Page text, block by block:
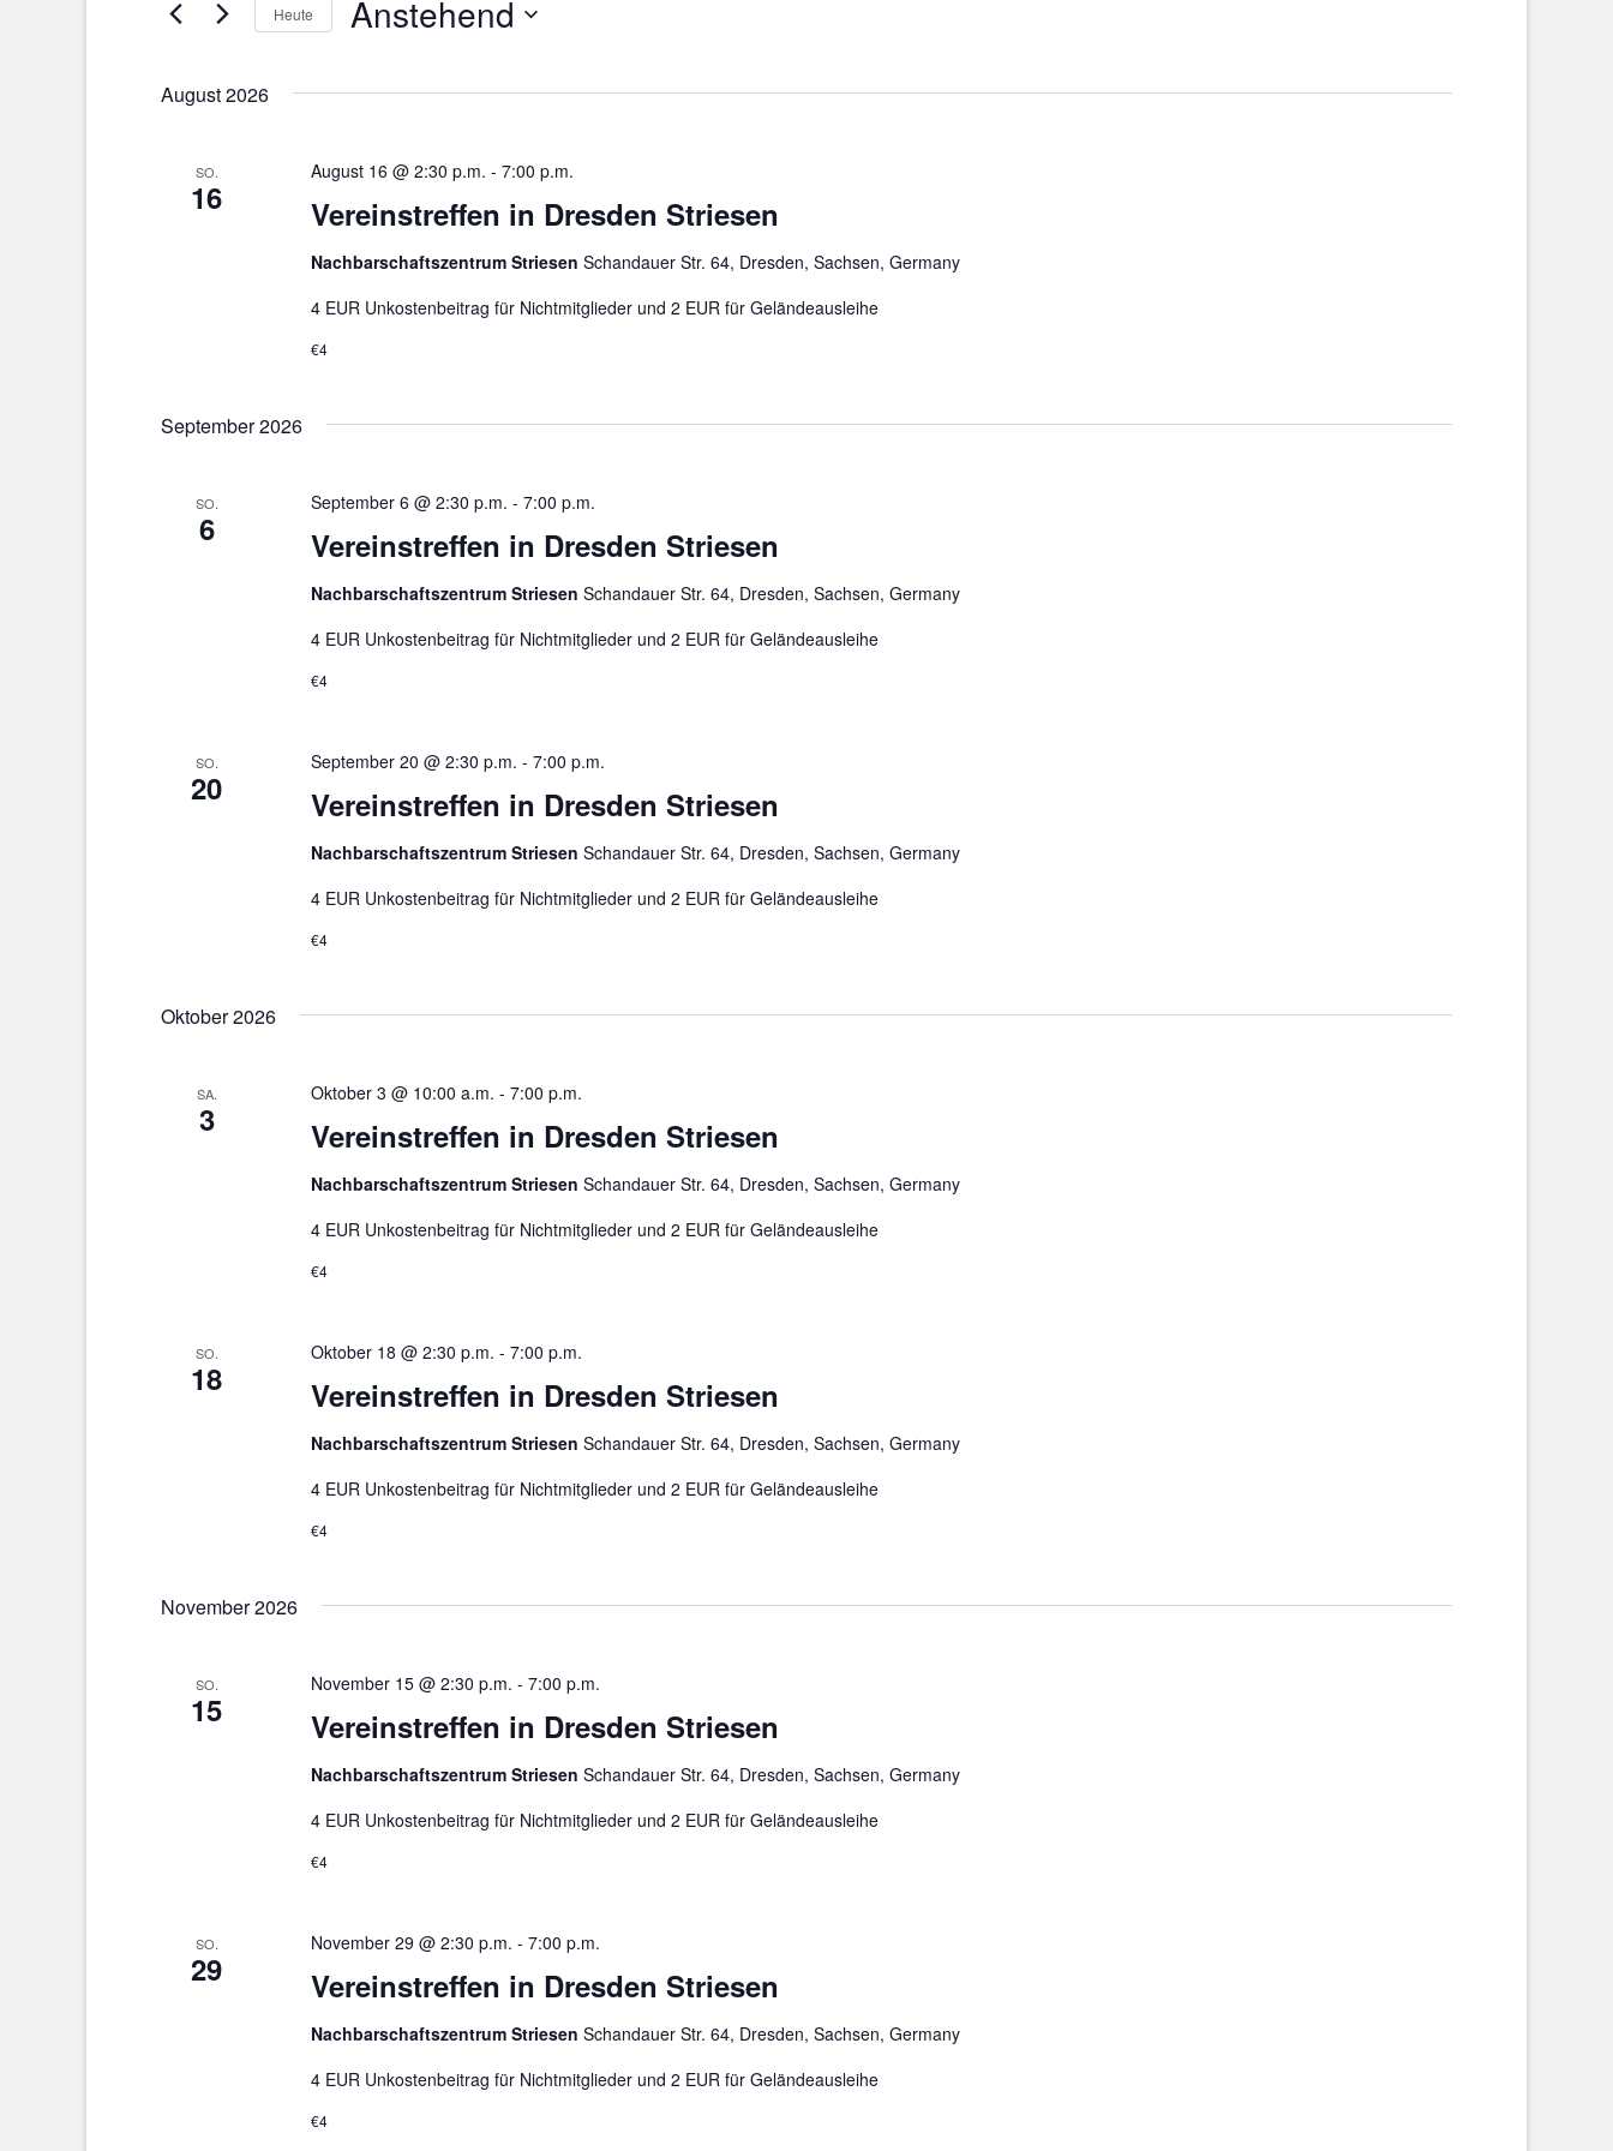
Ansichten,
nach
Veranstaltungen
Heute Anstehend
August 2026
SO.
16 Vereinstreffen in Dresden Striesen
August 16 @ 2:30 p.m. - 7:00 p.m.
Nachbarschaftszentrum Striesen Schandauer Str. 64, Dresden, Sachsen, Germany
4 EUR Unkostenbeitrag für Nichtmitglieder und 2 EUR für Geländeausleihe
€4
September 2026
SO.
6 Vereinstreffen in Dresden Striesen
September 6 @ 2:30 p.m. - 7:00 p.m.
Nachbarschaftszentrum Striesen Schandauer Str. 64, Dresden, Sachsen, Germany
4 EUR Unkostenbeitrag für Nichtmitglieder und 2 EUR für Geländeausleihe
€4
SO.
20 Vereinstreffen in Dresden Striesen
September 20 @ 2:30 p.m. - 7:00 p.m.
Nachbarschaftszentrum Striesen Schandauer Str. 64, Dresden, Sachsen, Germany
4 EUR Unkostenbeitrag für Nichtmitglieder und 2 EUR für Geländeausleihe
€4
Oktober 2026
SA.
3 Vereinstreffen in Dresden Striesen
Oktober 3 @ 10:00 a.m. - 7:00 p.m.
Nachbarschaftszentrum Striesen Schandauer Str. 64, Dresden, Sachsen, Germany
4 EUR Unkostenbeitrag für Nichtmitglieder und 2 EUR für Geländeausleihe
€4
SO.
18 Vereinstreffen in Dresden Striesen
Oktober 18 @ 2:30 p.m. - 7:00 p.m.
Nachbarschaftszentrum Striesen Schandauer Str. 64, Dresden, Sachsen, Germany
4 EUR Unkostenbeitrag für Nichtmitglieder und 2 EUR für Geländeausleihe
€4
November 2026
SO.
15 Vereinstreffen in Dresden Striesen
November 15 @ 2:30 p.m. - 7:00 p.m.
Nachbarschaftszentrum Striesen Schandauer Str. 64, Dresden, Sachsen, Germany
4 EUR Unkostenbeitrag für Nichtmitglieder und 2 EUR für Geländeausleihe
€4
SO.
29 Vereinstreffen in Dresden Striesen
November 29 @ 2:30 p.m. - 7:00 p.m.
Nachbarschaftszentrum Striesen Schandauer Str. 64, Dresden, Sachsen, Germany
4 EUR Unkostenbeitrag für Nichtmitglieder und 2 EUR für Geländeausleihe
€4